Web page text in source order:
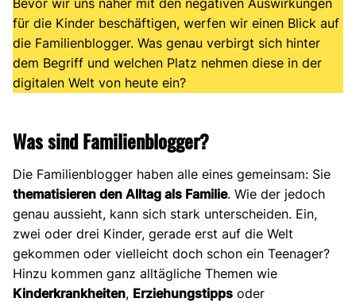
für die Kinder beschäftigen, werfen wir einen Blick auf
die Familienblogger. Was genau verbirgt sich hinter
dem Begriff und welchen Platz nehmen diese in der
digitalen Welt von heute ein?
Was sind Familienblogger?
Die Familienblogger haben alle eines gemeinsam: Sie
thematisieren den Alltag als Familie. Wie der jedoch
genau aussieht, kann sich stark unterscheiden. Ein,
zwei oder drei Kinder, gerade erst auf die Welt
gekommen oder vielleicht doch schon ein Teenager?
Hinzu kommen ganz alltägliche Themen wie
Kinderkrankheiten, Erziehungstipps oder